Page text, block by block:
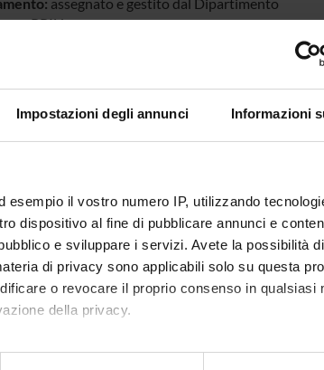
Impostazioni degli annunci Informazioni
esempio il vostro numero IP, utilizzando
dispositivo al fine di pubblicare annunci e
e sviluppare i servizi. Avete la possibilità
di privacy sono applicabili solo su questa
o revocare il proprio consenso in qualsiasi
della privacy.
assegnato e gestito dal Dipartimento
PRIN
Carlo Laudanna